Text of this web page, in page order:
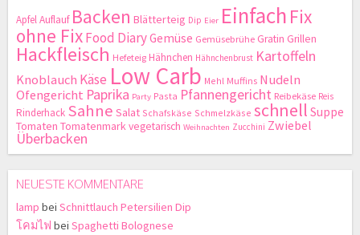
ApfelAuflauf Backen Blätterteig Dip Eier Einfach Fix
ohne FixFood DiaryGemüse Gemüsebrühe Gratin Grillen
Hackfleisch Hefeteig Hähnchen Hähnchenbrust Kartoffeln
Knoblauch Käse Low Carb Mehl Muffins Nudeln
Ofengericht Paprika Party Pasta Pfannengericht Reibekäse Reis
Rinderhack Sahne Salat Schafskäse Schmelzkäse schnell Suppe
Tomaten Tomatenmarkvegetarisch Weihnachten Zucchini Zwiebel
Überbacken
NEUESTE KOMMENTARE
lamp bei Schnittlauch Petersilien Dip
โคมไฟ bei Spaghetti Bolognese